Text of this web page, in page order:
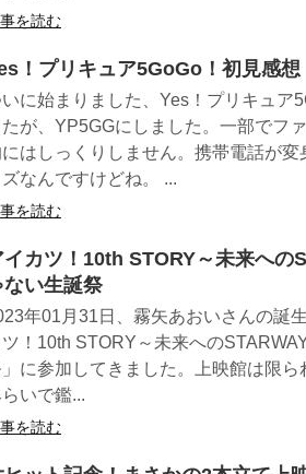
を読む
！プリキュア5GoGo！初見感想
に始まりました、Yes！プリキュア
たが、YP5GGにしました。一部でフ
にはしっくりしません。携帯電話が
なんですけどね。 ...
を読む
イカツ！10th STORY～未来への
ない生誕祭
年01月31日、霧矢あおいさんの誕
ツ！10th STORY～未来への
に参加してきました。上映館は限
いで鑑...
を読む